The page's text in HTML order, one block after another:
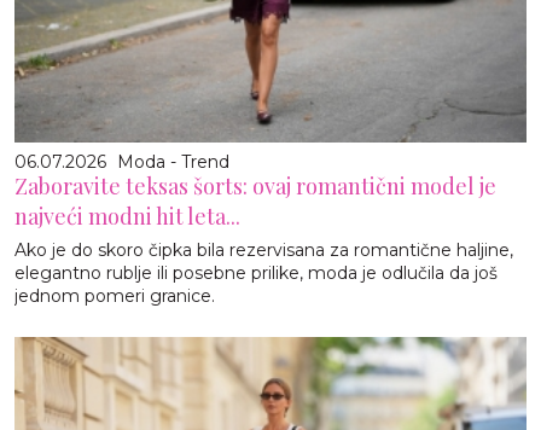
06.07.2026 Moda - Trend
Zaboravite teksas šorts: ovaj romantični model je
najveći modni hit leta...
Ako je do skoro čipka bila rezervisana za romantične haljine,
elegantno rublje ili posebne prilike, moda je odlučila da još
jednom pomeri granice.